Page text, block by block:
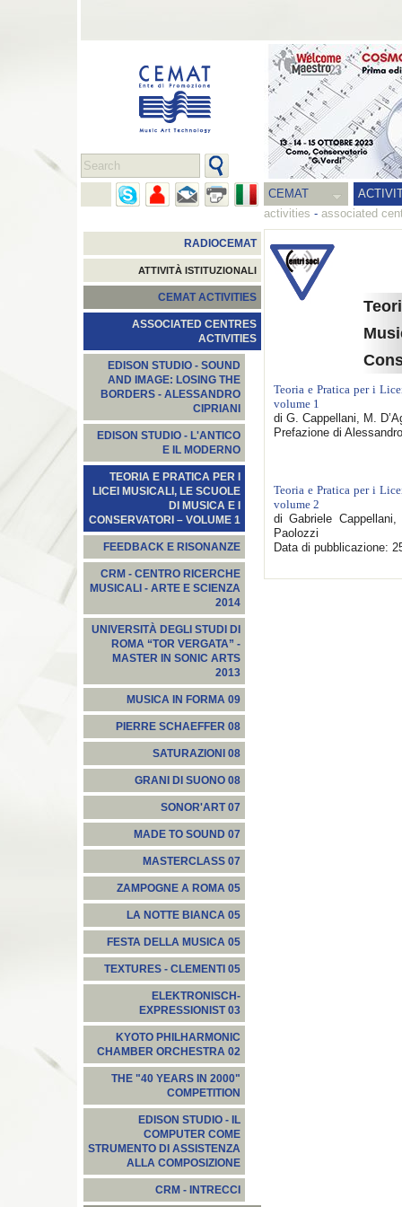
CEMAT
activities - associated
RADIOCEMAT
ATTIVITÀ ISTITUZIONALI
CEMAT ACTIVITIES
ASSOCIATED CENTRES
ACTIVITIES
EDISON STUDIO - SOUND
AND IMAGE: LOSING THE
BORDERS - ALESSANDRO
CIPRIANI
EDISON STUDIO - L'ANTICO
E IL MODERNO
TEORIA E PRATICA PER I
LICEI MUSICALI, LE SCUOLE
DI MUSICA E I
CONSERVATORI – VOLUME 1
FEEDBACK E RISONANZE
CRM - CENTRO RICERCHE
MUSICALI - ARTE E SCIENZA
2014
UNIVERSITÀ DEGLI STUDI DI
ROMA “TOR VERGATA” -
MASTER IN SONIC ARTS
2013
MUSICA IN FORMA 09
PIERRE SCHAEFFER 08
SATURAZIONI 08
GRANI DI SUONO 08
SONOR'ART 07
MADE TO SOUND 07
MASTERCLASS 07
ZAMPOGNE A ROMA 05
LA NOTTE BIANCA 05
FESTA DELLA MUSICA 05
TEXTURES - CLEMENTI 05
ELEKTRONISCH-
EXPRESSIONIST 03
KYOTO PHILHARMONIC
CHAMBER ORCHESTRA 02
THE "40 YEARS IN 2000"
COMPETITION
EDISON STUDIO - IL
COMPUTER COME
STRUMENTO DI ASSISTENZA
ALLA COMPOSIZIONE
CRM - INTRECCI
Teoria e Pratica per i
volume 1
di G. Cappellani, M.
Prefazione di
Teoria e Pratica per i
volume 2
di Gabriele
Paolozzi
Data di pubblicazione: